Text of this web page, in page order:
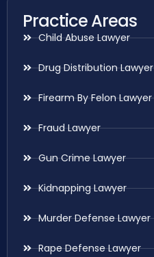
Practice Areas
Child Abuse Lawyer
Drug Distribution Lawyer
Firearm By Felon Lawyer
Fraud Lawyer
Gun Crime Lawyer
Kidnapping Lawyer
Murder Defense Lawyer
Rape Defense Lawyer